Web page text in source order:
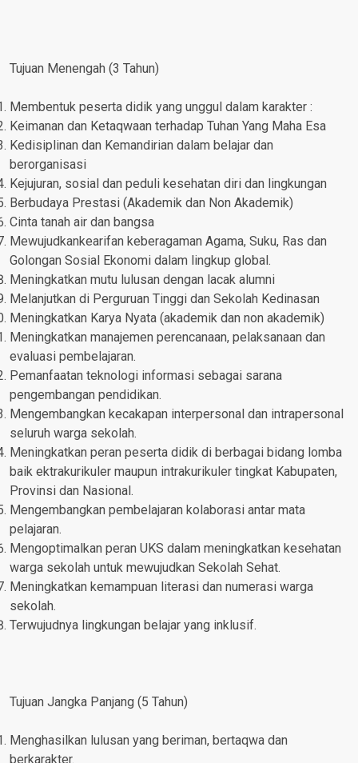
Tujuan Menengah (3 Tahun)
Membentuk peserta didik yang unggul dalam karakter :
Keimanan dan Ketaqwaan terhadap Tuhan Yang Maha Esa
Kedisiplinan dan Kemandirian dalam belajar dan
berorganisasi
Kejujuran, sosial dan peduli kesehatan diri dan lingkungan
Berbudaya Prestasi (Akademik dan Non Akademik)
Cinta tanah air dan bangsa
Mewujudkankearifan keberagaman Agama, Suku, Ras dan
Golongan Sosial Ekonomi dalam lingkup global.
Meningkatkan mutu lulusan dengan lacak alumni
Melanjutkan di Perguruan Tinggi dan Sekolah Kedinasan
Meningkatkan Karya Nyata (akademik dan non akademik)
Meningkatkan manajemen perencanaan, pelaksanaan dan
evaluasi pembelajaran.
Pemanfaatan teknologi informasi sebagai sarana
pengembangan pendidikan.
Mengembangkan kecakapan interpersonal dan intrapersonal
seluruh warga sekolah.
Meningkatkan peran peserta didik di berbagai bidang lomba
baik ektrakurikuler maupun intrakurikuler tingkat Kabupaten,
Provinsi dan Nasional.
Mengembangkan pembelajaran kolaborasi antar mata
pelajaran.
Mengoptimalkan peran UKS dalam meningkatkan kesehatan
warga sekolah untuk mewujudkan Sekolah Sehat.
Meningkatkan kemampuan literasi dan numerasi warga
sekolah.
Terwujudnya lingkungan belajar yang inklusif.
Tujuan Jangka Panjang (5 Tahun)
Menghasilkan lulusan yang beriman, bertaqwa dan
berkarakter.